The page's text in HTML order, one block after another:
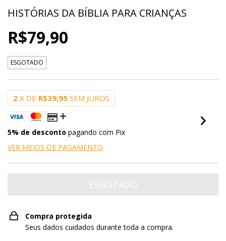
HISTÓRIAS DA BÍBLIA PARA CRIANÇAS
R$79,90
ESGOTADO
2 X DE R$39,95 SEM JUROS
5% de desconto pagando com Pix
VER MEIOS DE PAGAMENTO
Compra protegida
Seus dados cuidados durante toda a compra.